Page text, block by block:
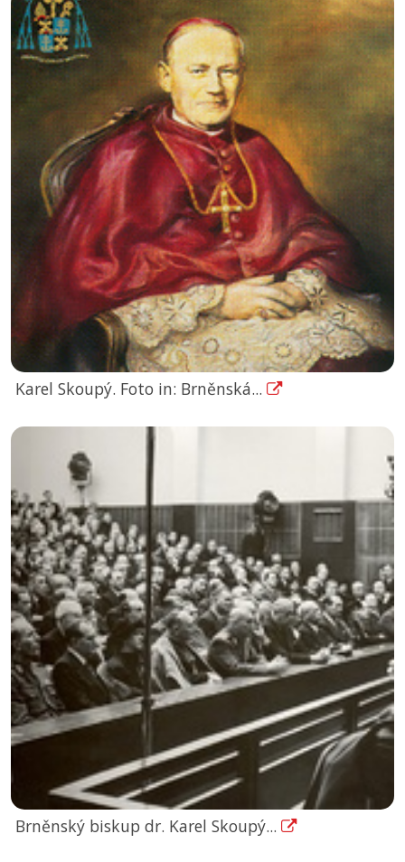
Karel Skoupý. Foto in: Brněnská...
Brněnský biskup dr. Karel Skoupý...